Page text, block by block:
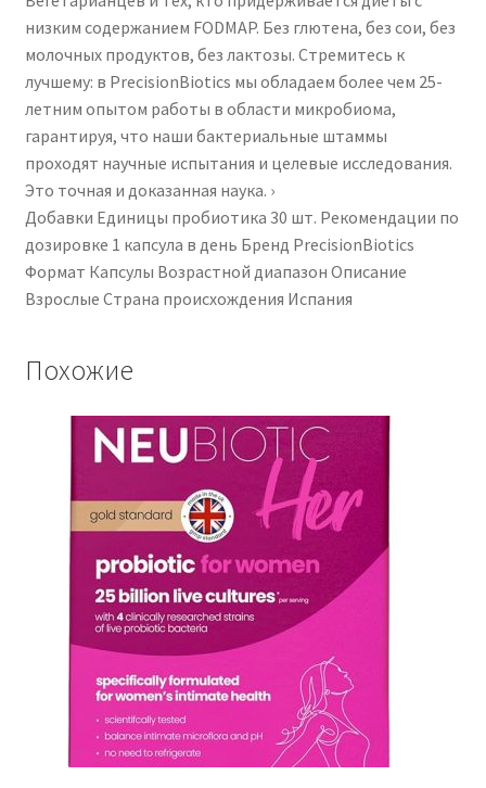
низким содержанием FODMAP. Без глютена, без сои, без
молочных продуктов, без лактозы. Стремитесь к
лучшему: в PrecisionBiotics мы обладаем более чем 25-
летним опытом работы в области микробиома,
гарантируя, что наши бактериальные штаммы
проходят научные испытания и целевые исследования.
Это точная и доказанная наука. ›
Добавки ‎Единицы пробиотика ‎30 шт. Рекомендации по
дозировке ‎1 капсула в день Бренд ‎PrecisionBiotics
Формат ‎Капсулы Возрастной диапазон Описание
‎Взрослые Страна происхождения ‎Испания
Похожие